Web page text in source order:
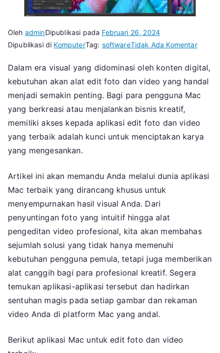
Oleh adminDipublikasi pada Februari 26, 2024
Dipublikasi di KomputerTag: softwareTidak Ada Komentarpada
Mac
Untuk
Edit
Dalam era visual yang didominasi oleh konten digital,
kebutuhan akan alat edit foto dan video yang handal
menjadi semakin penting. Bagi para pengguna Mac
yang berkreasi atau menjalankan bisnis kreatif,
memiliki akses kepada aplikasi edit foto dan video
yang terbaik adalah kunci untuk menciptakan karya
yang mengesankan.
Artikel ini akan memandu Anda melalui dunia aplikasi
Mac terbaik yang dirancang khusus untuk
menyempurnakan hasil visual Anda. Dari
penyuntingan foto yang intuitif hingga alat
pengeditan video profesional, kita akan membahas
sejumlah solusi yang tidak hanya memenuhi
kebutuhan pengguna pemula, tetapi juga memberikan
alat canggih bagi para profesional kreatif. Segera
temukan aplikasi-aplikasi tersebut dan hadirkan
sentuhan magis pada setiap gambar dan rekaman
video Anda di platform Mac yang andal.
Berikut aplikasi Mac untuk edit foto dan video